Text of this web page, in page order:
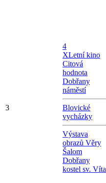
3
4
XLetní kino
Citová
hodnota
Dobřany
náměstí
Blovické
vycházky
Výstava
obrazů Věry
Šalom
Dobřany
kostel sv. Víta